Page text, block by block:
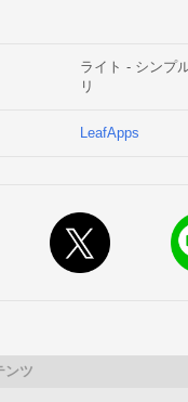
ライト - シンプ
リ
LeafApps
ンツ